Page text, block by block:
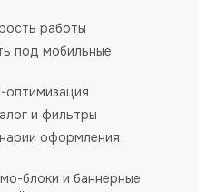
работы
под мобильные
оптимизация
и фильтры
оформления
блоки и баннерные